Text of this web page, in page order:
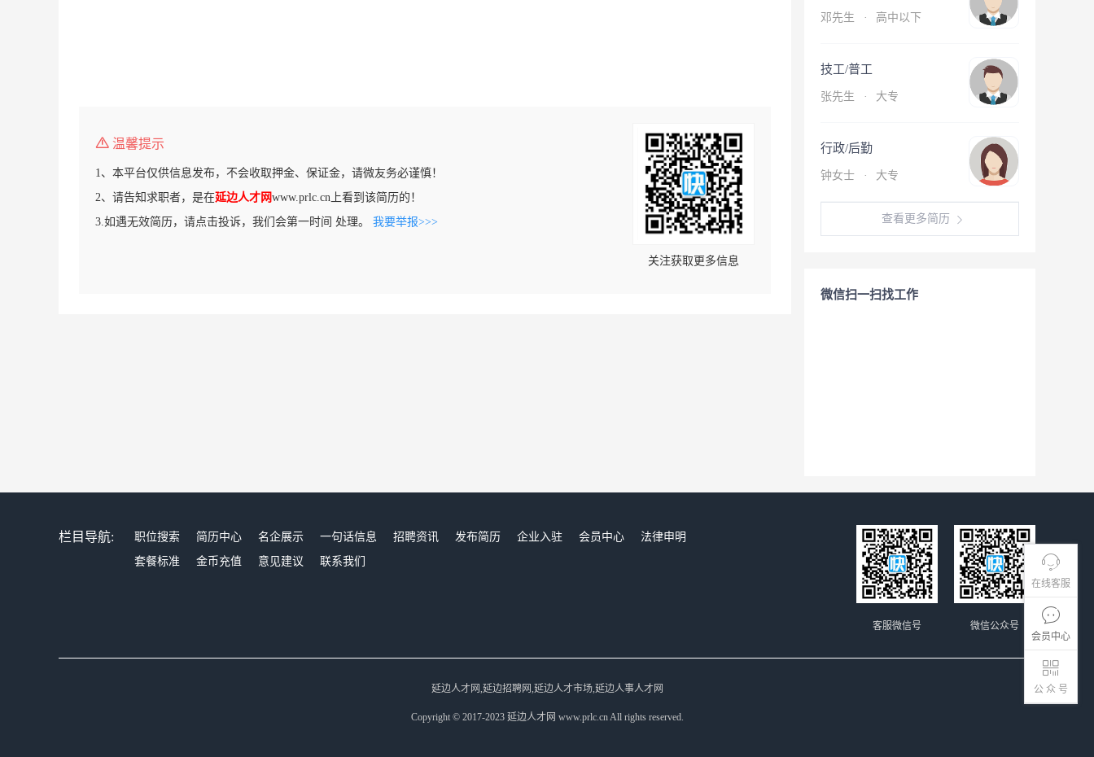
在线客服
会员中心
公 众 号
温馨提示
1、本平台仅供信息发布，不会收取押金、保证金，请微友务必谨慎！
2、请告知求职者，是在延边人才网www.prlc.cn上看到该简历的！
3.如遇无效简历，请点击投诉，我们会第一时间 处理。 我要举报>>>
关注获取更多信息
邓先生 · 高中以下
技工/普工
张先生 · 大专
行政/后勤
钟女士 · 大专
查看更多简历
微信扫一扫找工作
栏目导航: 职位搜索 简历中心 名企展示 一句话信息 招聘资讯 发布简历 企业入驻 会员中心
法律申明
套餐标准
金币充值 意见建议 联系我们
微信公众号
客服微信号
延边人才网,延边招聘网,延边人才市场,延边人事人才网
Copyright © 2017-2023 延边人才网 www.prlc.cn All rights reserved.